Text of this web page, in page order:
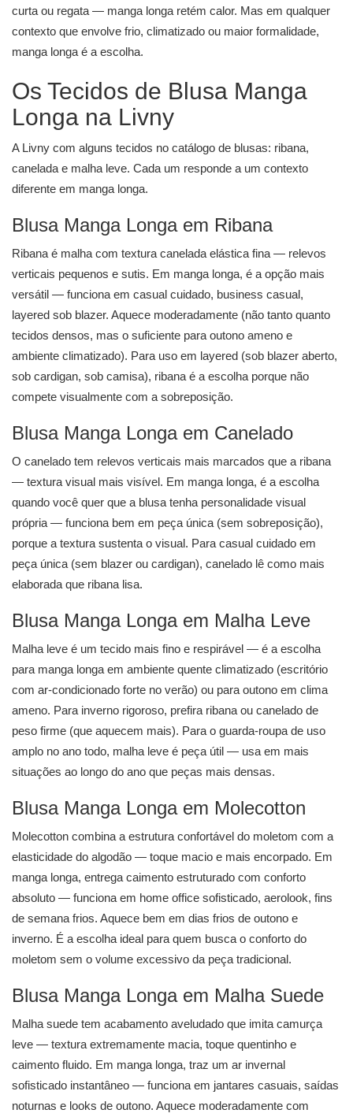
curta ou regata — manga longa retém calor. Mas em qualquer
contexto que envolve frio, climatizado ou maior formalidade,
manga longa é a escolha.
Os Tecidos de Blusa Manga
Longa na Livny
A Livny com alguns tecidos no catálogo de blusas: ribana,
canelada e malha leve. Cada um responde a um contexto
diferente em manga longa.
Blusa Manga Longa em Ribana
Ribana é malha com textura canelada elástica fina — relevos
verticais pequenos e sutis. Em manga longa, é a opção mais
versátil — funciona em casual cuidado, business casual,
layered sob blazer. Aquece moderadamente (não tanto quanto
tecidos densos, mas o suficiente para outono ameno e
ambiente climatizado). Para uso em layered (sob blazer aberto,
sob cardigan, sob camisa), ribana é a escolha porque não
compete visualmente com a sobreposição.
Blusa Manga Longa em Canelado
O canelado tem relevos verticais mais marcados que a ribana
— textura visual mais visível. Em manga longa, é a escolha
quando você quer que a blusa tenha personalidade visual
própria — funciona bem em peça única (sem sobreposição),
porque a textura sustenta o visual. Para casual cuidado em
peça única (sem blazer ou cardigan), canelado lê como mais
elaborada que ribana lisa.
Blusa Manga Longa em Malha Leve
Malha leve é um tecido mais fino e respirável — é a escolha
para manga longa em ambiente quente climatizado (escritório
com ar-condicionado forte no verão) ou para outono em clima
ameno. Para inverno rigoroso, prefira ribana ou canelado de
peso firme (que aquecem mais). Para o guarda-roupa de uso
amplo no ano todo, malha leve é peça útil — usa em mais
situações ao longo do ano que peças mais densas.
Blusa Manga Longa em Molecotton
Molecotton combina a estrutura confortável do moletom com a
elasticidade do algodão — toque macio e mais encorpado. Em
manga longa, entrega caimento estruturado com conforto
absoluto — funciona em home office sofisticado, aerolook, fins
de semana frios. Aquece bem em dias frios de outono e
inverno. É a escolha ideal para quem busca o conforto do
moletom sem o volume excessivo da peça tradicional.
Blusa Manga Longa em Malha Suede
Malha suede tem acabamento aveludado que imita camurça
leve — textura extremamente macia, toque quentinho e
caimento fluido. Em manga longa, traz um ar invernal
sofisticado instantâneo — funciona em jantares casuais, saídas
noturnas e looks de outono. Aquece moderadamente com